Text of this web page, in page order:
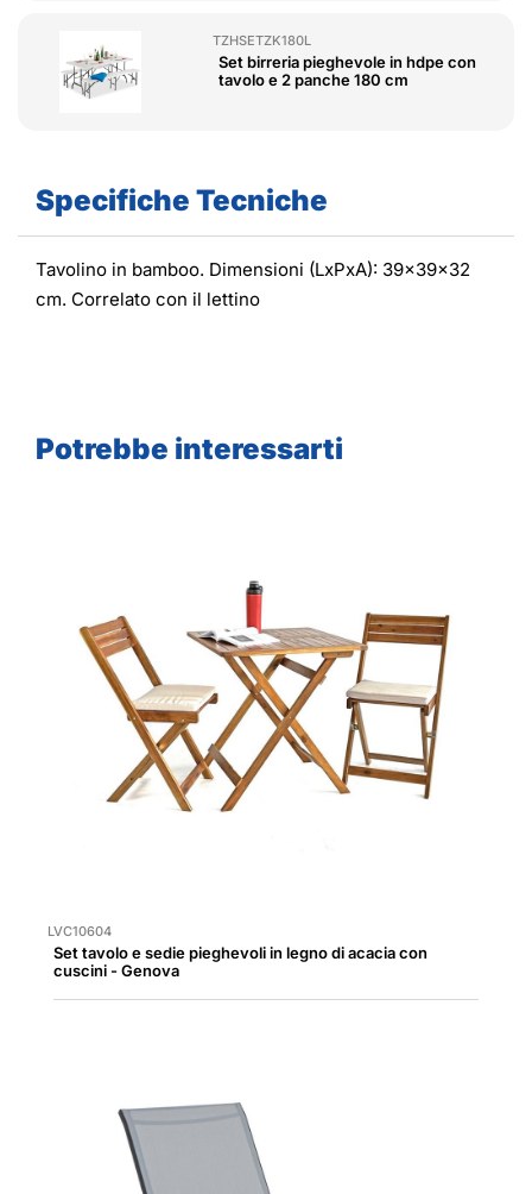
TZHSETZK180L
Set birreria pieghevole in hdpe con
tavolo e 2 panche 180 cm
Specifiche Tecniche
Tavolino in bamboo. Dimensioni (LxPxA): 39x39x32
cm. Correlato con il lettino
Potrebbe interessarti
LVC10604
Set tavolo e sedie pieghevoli in legno di acacia con
cuscini - Genova